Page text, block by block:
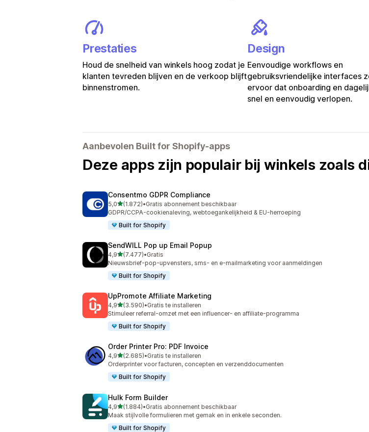
Prestaties
Houd de snelheid van winkels hoog zodat je
klanten tevreden blijven en de verkoop blijft
binnenstromen.
Design
Eenvoudige workflows en
gebruiksvriendelijke interfaces
ervoor dat onboarding en
snel en eenvoudig verlopen.
Aanbevolen Built for Shopify-apps
Deze apps zijn populair bij winkels zoals
Consentmo GDPR Compliance
5,0van 5 sterren
(1.872)
1872 recensies in totaal
•Gratis abonnement beschikbaar
GDPR/CCPA-cookienaleving, webtoegankelijkheid & EU-herroeping
Built for Shopify
SendWILL Pop up Email Popup
4,9van 5 sterren
(7.477)
7477 recensies in totaal
•Gratis
Nieuwsbrief-pop-upvensters, sms- en e-mailmarketing voor aanmeldingen
Built for Shopify
UpPromote Affiliate Marketing
4,9van 5 sterren
(3.590)
3590 recensies in totaal
•Gratis te installeren
Stimuleer referral-omzet met een influencer- en affiliate-programma
Built for Shopify
Order Printer Pro: PDF Invoice
4,9van 5 sterren
(2.685)
2685 recensies in totaal
•Gratis te installeren
Orderprinter voor facturen, concepten en verzenddocumenten
Built for Shopify
Hulk Form Builder
4,9van 5 sterren
(1.884)
1884 recensies in totaal
•Gratis abonnement beschikbaar
Maak stijlvolle formulieren met gemak en in enkele seconden.
Built for Shopify